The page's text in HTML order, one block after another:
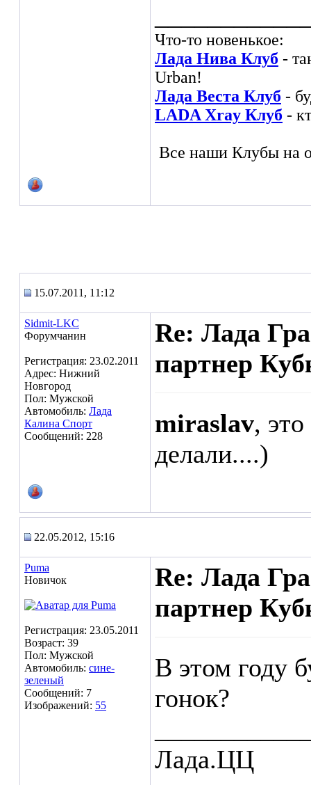
Что-то новенькое:
Лада Нива Клуб -
Urban!
Лада Веста Клуб -
LADA Xray Клуб -
Все наши Клубы на
15.07.2011, 11:12
Sidmit-LKC
Форумчанин
Регистрация: 23.02.2011
Адрес: Нижний
Новгород
Пол: Мужской
Автомобиль: Лада
Калина Спорт
Сообщений: 228
Re: Лада
партнер
miraslav,
делали....)
22.05.2012, 15:16
Puma
Новичок
Регистрация: 23.05.2011
Возраст: 39
Пол: Мужской
Автомобиль: сине-
зеленый
Сообщений: 7
Изображений: 55
Re: Лада
партнер
В этом году
гонок?
Лада.ЦЦ